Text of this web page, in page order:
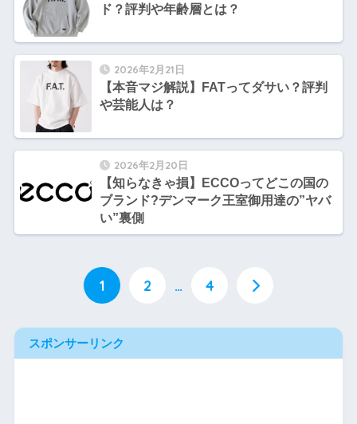
ド？評判や年齢層とは？
2026年2月21日
【本音マジ解説】FATってダサい？評判
や芸能人は？
2026年2月20日
【知らなきゃ損】ECCOってどこの国の
ブランド?デンマーク王室御用達の”ヤバ
い”裏側
1 2 … 4
スポンサーリンク